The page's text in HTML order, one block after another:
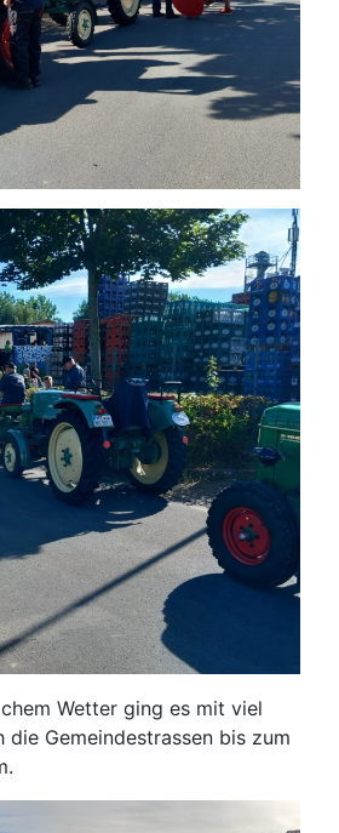
Wetter ging es mit viel
die Gemeindestrassen bis zum